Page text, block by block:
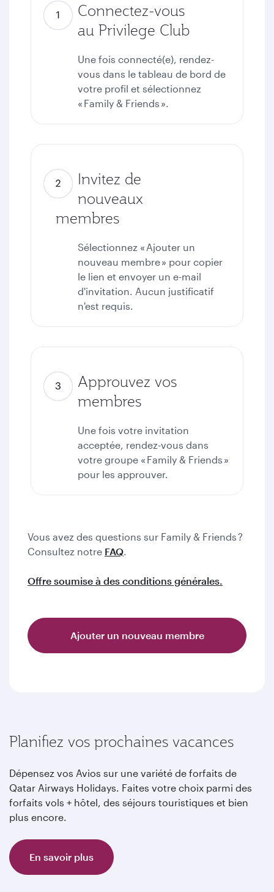
Connectez-vous
au Privilege Club
Une fois connecté(e), rendez-
vous dans le tableau de bord de
votre profil et sélectionnez
« Family & Friends ».
Invitez de
nouveaux
membres
Sélectionnez « Ajouter un
nouveau membre » pour copier
le lien et envoyer un e-mail
d'invitation. Aucun justificatif
n'est requis.
Approuvez vos
membres
Une fois votre invitation
acceptée, rendez-vous dans
votre groupe « Family & Friends »
pour les approuver.
Vous avez des questions sur Family & Friends ?
Consultez notre FAQ.
Offre soumise à des conditions générales.
Ajouter un nouveau membre
Planifiez vos prochaines vacances
Dépensez vos Avios sur une variété de forfaits de
Qatar Airways Holidays. Faites votre choix parmi des
forfaits vols + hôtel, des séjours touristiques et bien
plus encore.
En savoir plus